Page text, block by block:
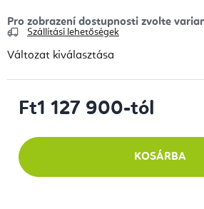
Szállítási lehetőségek
Változat kiválasztása
Ft1 127 900-tól
KOSÁRBA